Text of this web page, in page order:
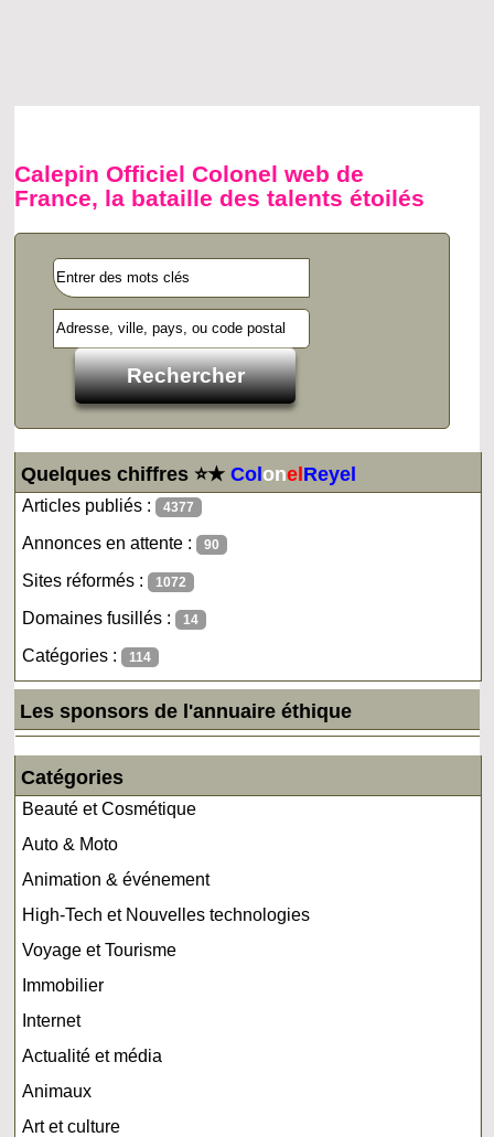
Calepin Officiel Colonel web de
France, la bataille des talents étoilés
Quelques chiffres ⭐★ColonelReyel
Articles publiés : 4377
Annonces en attente : 90
Sites réformés : 1072
Domaines fusillés : 14
Catégories : 114
Les sponsors de l'annuaire éthique
Catégories
Beauté et Cosmétique
Auto & Moto
Animation & événement
High-Tech et Nouvelles technologies
Voyage et Tourisme
Immobilier
Internet
Actualité et média
Animaux
Art et culture